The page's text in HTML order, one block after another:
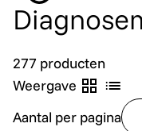
277 producten
Weergave
Aantal per pagina